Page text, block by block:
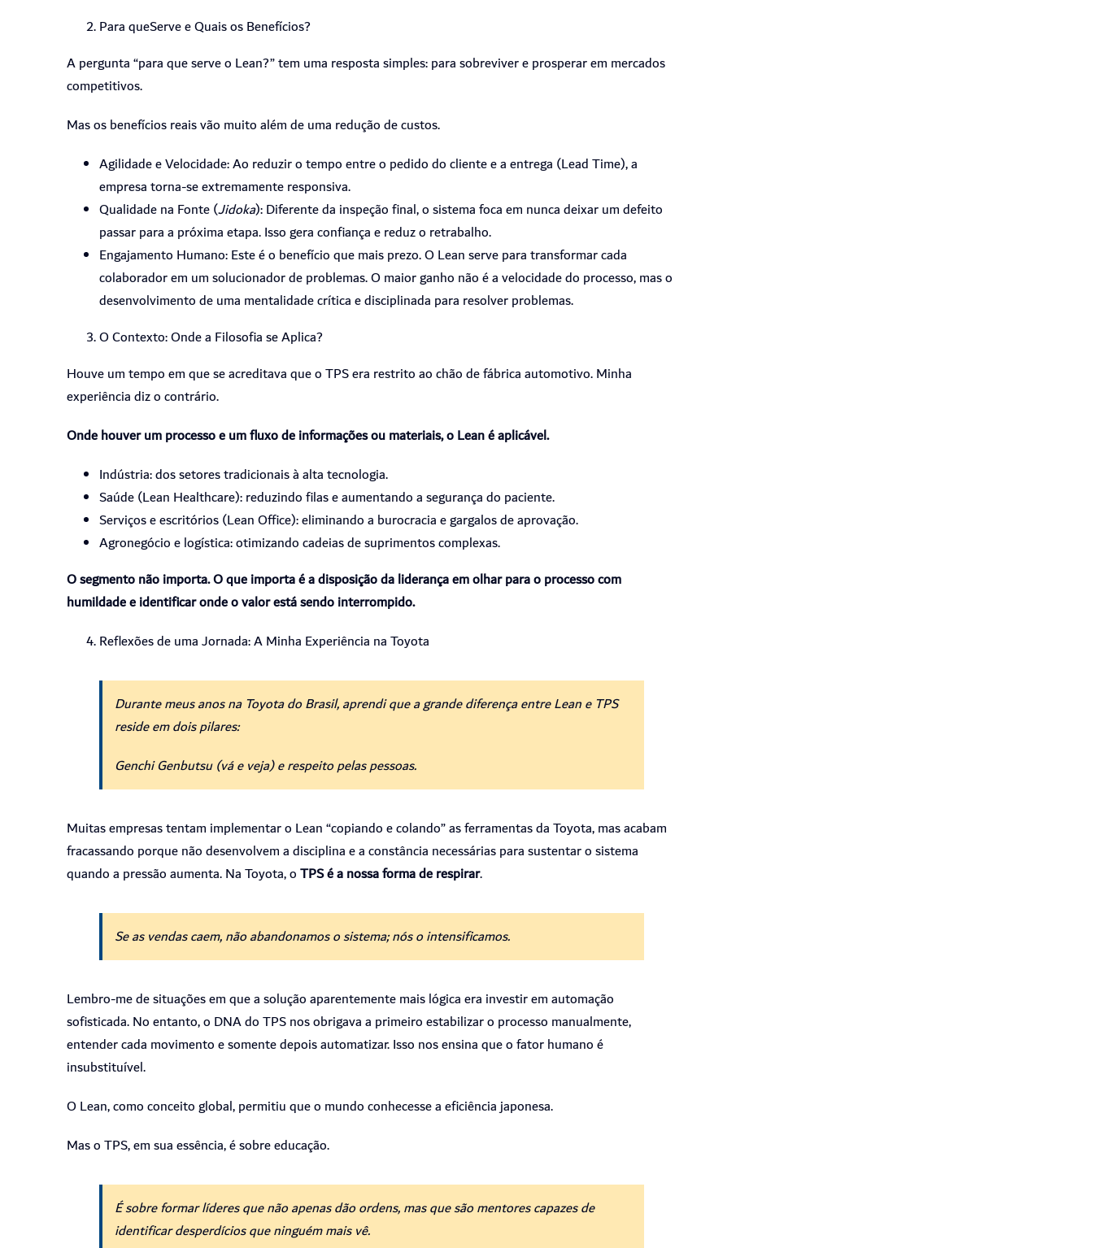
Para queServe e Quais os Benefícios?
A pergunta “para que serve o Lean?” tem uma resposta simples: para sobreviver e prosperar em mercados
competitivos.
Mas os benefícios reais vão muito além de uma redução de custos.
Agilidade e Velocidade: Ao reduzir o tempo entre o pedido do cliente e a entrega (Lead Time), a
empresa torna-se extremamente responsiva.
Qualidade na Fonte (Jidoka): Diferente da inspeção final, o sistema foca em nunca deixar um defeito
passar para a próxima etapa.Isso gera confiança e reduz o retrabalho.
Engajamento Humano: Este é o benefício que mais prezo. O Lean serve para transformar cada
colaborador em um solucionador de problemas. O maior ganho não é a velocidade do processo, mas o
desenvolvimento de uma mentalidade crítica e disciplinada para resolver problemas.
O Contexto: Onde a Filosofia se Aplica?
Houve um tempo em que se acreditava que o TPS era restrito ao chão de fábrica automotivo. Minha
experiência diz o contrário.
Onde houver um processo e um fluxo de informações ou materiais, o Lean é aplicável.
Indústria: dos setores tradicionais à alta tecnologia.
Saúde (Lean Healthcare):reduzindo filas e aumentando a segurança do paciente.
Serviços e escritórios (Lean Office): eliminando a burocracia e gargalos de aprovação.
Agronegócio e logística: otimizando cadeias de suprimentos complexas.
O segmento não importa. O que importa é a disposição da liderança em olhar para o processo com
humildade e identificar onde o valor está sendo interrompido.
Reflexões de uma Jornada: A Minha Experiência na Toyota
Durante meus anos na Toyota do Brasil, aprendi que a grande diferença entre Lean e TPS
reside em dois pilares:
Genchi Genbutsu (vá e veja) e respeito pelas pessoas.
Muitas empresas tentam implementar o Lean “copiando e colando” as ferramentas da Toyota, mas acabam
fracassando porque não desenvolvem a disciplina e a constância necessárias para sustentar o sistema
quando a pressão aumenta. Na Toyota, oTPS é a nossa forma de respirar.
Se as vendas caem, não abandonamos o sistema; nós o intensificamos.
Lembro-me de situações em que a solução aparentemente mais lógica era investir em automação
sofisticada.No entanto, o DNA do TPS nos obrigava a primeiro estabilizar o processo manualmente,
entender cada movimento e somente depois automatizar.Isso nos ensina que o fator humano é
insubstituível.
O Lean, como conceito global, permitiu que o mundo conhecesse a eficiência japonesa.
Mas o TPS, em sua essência, é sobre educação.
É sobre formar líderes que não apenas dão ordens, mas que são mentores capazes de
identificar desperdícios que ninguém mais vê.